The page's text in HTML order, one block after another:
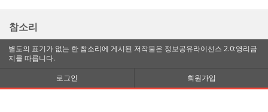
참소리
별도의 표기가 없는 한 참소리에 게시된 저작물은 정보공유라이선스 2.0:영리금
지를 따릅니다.
로그인
회원가입